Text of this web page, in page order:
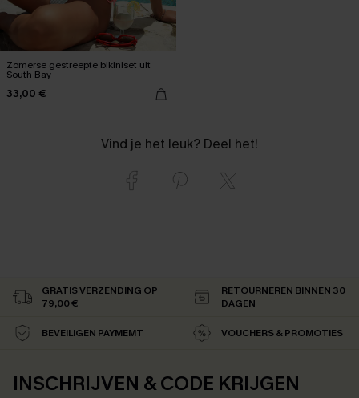
Zomerse gestreepte bikiniset uit
South Bay
33,00 €
Vind je het leuk? Deel het!
GRATIS VERZENDING OP
79,00 €
RETOURNEREN BINNEN 30
DAGEN
BEVEILIGEN PAYMEMT VOUCHERS & PROMOTIES
INSCHRIJVEN & CODE KRIJGEN